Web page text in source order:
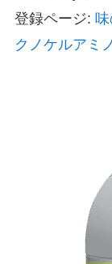
登録ページ:
クノケルアミ